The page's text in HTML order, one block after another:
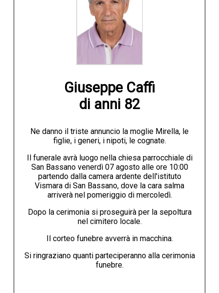
Giuseppe Caffi
di anni 82
Ne danno il triste annuncio la moglie Mirella, le
figlie, i generi, i nipoti, le cognate.
Il funerale avrà luogo nella chiesa parrocchiale di
San Bassano venerdì 07 agosto alle ore 10:00
partendo dalla camera ardente dell'istituto
Vismara di San Bassano, dove la cara salma
arriverà nel pomeriggio di mercoledì.
Dopo la cerimonia si proseguirà per la sepoltura
nel cimitero locale.
Il corteo funebre avverrà in macchina.
Si ringraziano quanti parteciperanno alla cerimonia
funebre.